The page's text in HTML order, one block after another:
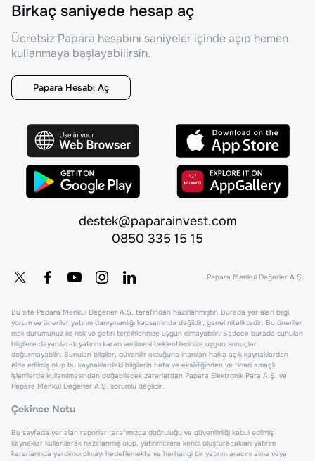
Birkaç saniyede hesap aç
Ücretsiz Papara hesabını saniyeler içinde açıp hemen
kullanmaya başlayabilirsin.
Papara Hesabı Aç
destek@paparainvest.com
0850 335 15 15
Papara Menkul Değerler A.Ş.
Bu site Papara Menkul Değerler A.Ş. tarafından hazırlanmıştır. Burada yer alan bilgi,
yorum ve öneriler yatırım danışmanlığı kapsamında değildir, genel niteliktedir. Bu öneriler
mali durumunuz ile risk ve getiri tercihlerinize uygun olmayabilir. Sadece burada sunulan
bilgilere dayanılarak yatırım kararı verilmesi beklentilerinize uygun sonuçlar
doğurmayabilir. Sunulan bilgiler, güvenilir olduğuna inanılan halka açık kaynaklardan
elde edilmiş olup bu kaynaklardaki bilgilerin hata ve eksikliğinden ve ticari amaçlı
işlemlerde kullanılmasından doğabilecek zararlardan Papara Elektronik Para A.Ş. ve
Papara Menkul Değerler A.Ş. sorumlu değildir.
Çekince Notu
Bu sayfada yer alan raporlar tarafımızca doğruluğu ve güvenilirliği kabul edilmiş
kaynaklar kullanılarak hazırlanmış olup, yatırımcılara kendi oluşturacakları yatırım
kararlarında yardımcı olmayı hedeflemekte ve herhangi bir yatırım aracını alma veya